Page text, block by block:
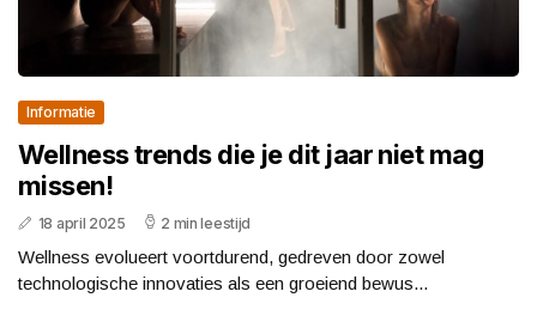
Informatie
Wellness trends die je dit jaar niet mag
missen!
18 april 2025 2 min leestijd
Wellness evolueert voortdurend, gedreven door zowel
technologische innovaties als een groeiend bewus...